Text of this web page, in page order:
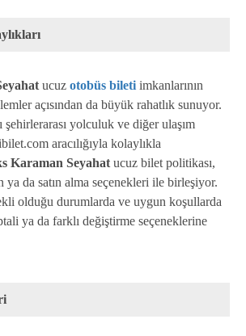
ucuz otobüs bileti imkanlarının
açısından da büyük rahatlık sunuyor.
şehirlerarası yolculuk ve diğer ulaşım
aracılığıyla kolaylıkla
Karaman Seyahat ucuz bilet politikası,
ya da satın alma seçenekleri ile birleşiyor.
olduğu durumlarda ve uygun koşullarda
ya da farklı değiştirme seçeneklerine